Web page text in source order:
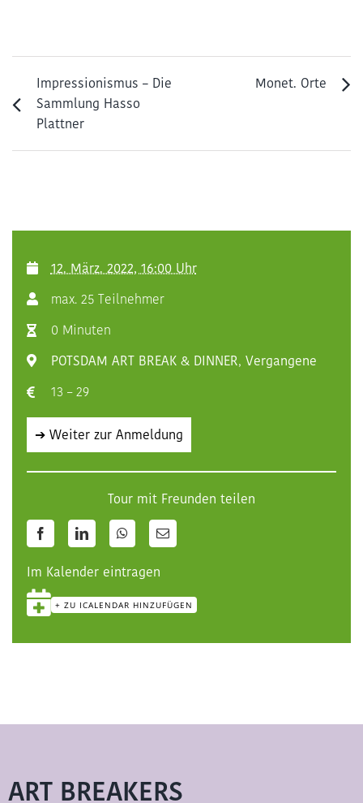
Impressionismus – Die
Sammlung Hasso
Plattner
Monet. Orte
12. März. 2022, 16:00 Uhr
max. 25 Teilnehmer
0 Minuten
POTSDAM ART BREAK & DINNER, Vergangene
13 – 29
➔ Weiter zur Anmeldung
Tour mit Freunden teilen
FacebookLinkedInWhatsApp
E-
Mail
Im Kalender eintragen
+ ZU ICALENDAR HINZUFÜGEN
ART BREAKERS